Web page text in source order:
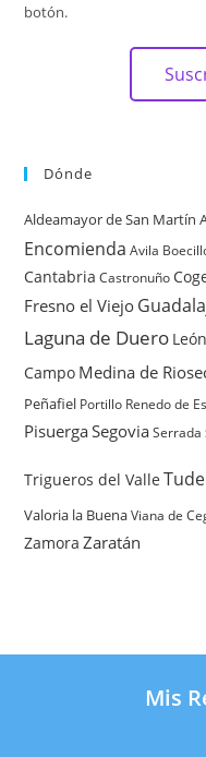
botón.
Dónde
Aldeamayor de San Martín
Encomienda Avila
Cantabria Castronuño
Fresno el Viejo
Laguna de Duero León
Campo Medina de
Peñafiel Portillo Renedo de
PisuergaSegovia Serrada
Trigueros del Valle
Valoria la Buena Viana de
Zamora Zaratán
Mis